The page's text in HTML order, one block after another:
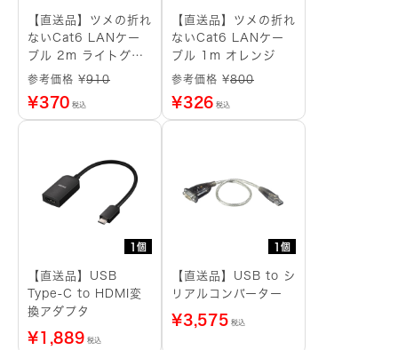
【直送品】ツメの折れ
ないCat6 LANケー
ブル 2m ライトグレ
ー
参考価格 ¥910
¥370 税込
【直送品】ツメの折れ
ないCat6 LANケー
ブル 1m オレンジ
参考価格 ¥800
¥326 税込
1個
【直送品】USB
Type-C to HDMI変
換アダプタ
¥1,889 税込
1個
【直送品】USB to シ
リアルコンバーター
¥3,575 税込